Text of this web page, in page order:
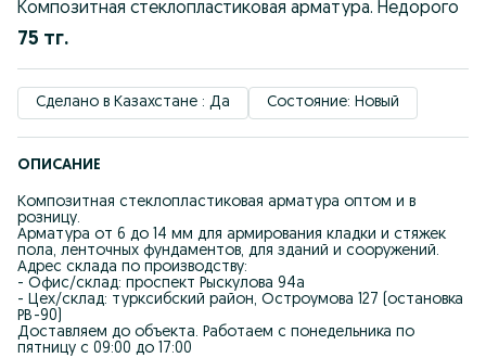
Композитная стеклопластиковая арматура. Недорого
75 тг.
Сделано в Казахстане : Да Состояние: Новый
ОПИСАНИЕ
Композитная стеклопластиковая арматура оптом и в
розницу.
Арматура от 6 до 14 мм для армирования кладки и стяжек
пола, ленточных фундаментов, для зданий и сооружений.
Адрес склада по производству:
- Офис/склад: проспект Рыскулова 94а
- Цех/склад: турксибский район, Остроумова 127 (остановка
РВ-90)
Доставляем до объекта. Работаем с понедельника по
пятницу с 09:00 до 17:00